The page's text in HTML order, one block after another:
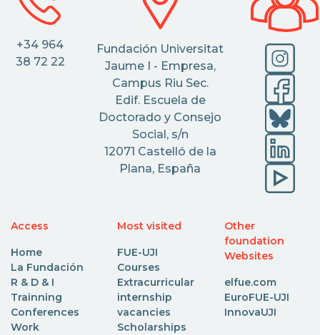
+34 964
38 72 22
Fundación Universitat
Jaume I - Empresa,
Campus Riu Sec.
Edif. Escuela de
Doctorado y Consejo
Social, s/n
12071 Castelló de la
Plana, España
Access
Home
La Fundación
R & D & I
Trainning
Conferences
Work
Most visited
FUE-UJI
Courses
Extracurricular
internship
vacancies
Scholarships
Other
foundation
Websites
elfue.com
EuroFUE-UJI
InnovaUJI